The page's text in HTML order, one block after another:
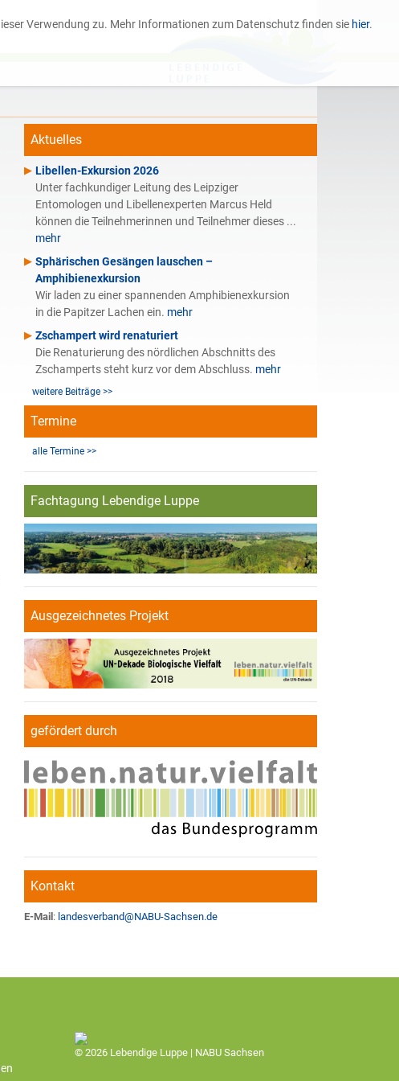
Verwendung zu. Mehr Informationen zum Datenschutz finden sie hier.
Aktuelles
Libellen-Exkursion 2026
Unter fachkundiger Leitung des Leipziger
Entomologen und Libellenexperten Marcus Held
können die Teilnehmerinnen und Teilnehmer dieses ...
mehr
Sphärischen Gesängen lauschen –
Amphibienexkursion
Wir laden zu einer spannenden Amphibienexkursion
in die Papitzer Lachen ein. mehr
Zschampert wird renaturiert
Die Renaturierung des nördlichen Abschnitts des
Zschamperts steht kurz vor dem Abschluss. mehr
weitere Beiträge >>
Termine
alle Termine >>
Fachtagung Lebendige Luppe
Ausgezeichnetes Projekt
gefördert durch
Kontakt
E-Mail: landesverband@NABU-Sachsen.de
© 2026 Lebendige Luppe | NABU Sachsen